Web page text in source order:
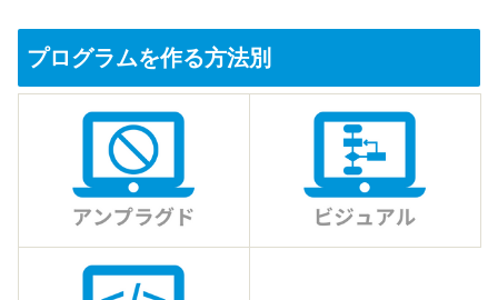
プログラムを作る方法別